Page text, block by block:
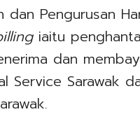
dan Pengurusan
iaitu
dan
Service Sarawak